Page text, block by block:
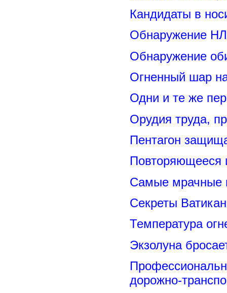
Кандидаты в
Обнаружение
Обнаружение
Огненный шар
Одни и те же
Орудия труда,
Пентагон
Повторяющееся
Самые мрачные
Секреты
Температура
Экзолуна
дорожно-